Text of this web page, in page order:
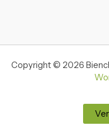
Copyright © 2026